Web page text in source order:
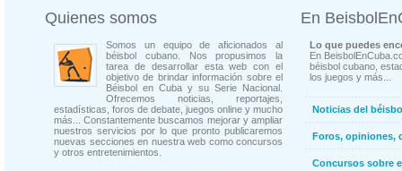
Quienes somos
Somos un equipo de aficionados al
béisbol cubano. Nos propusimos la
tarea de desarrollar esta web con el
objetivo de brindar información sobre el
Béisbol en Cuba y su Serie Nacional.
Ofrecemos noticias, reportajes,
estadísticas, foros de debate, juegos online y mucho
más... Constantemente buscamos mejorar y ampliar
nuestros servicios por lo que pronto publicaremos
nuevas secciones en nuestra web como concursos
y otros entretenimientos.
En
Lo que puedes
En
béisbol cubano,
los juegos y más...
Noticias del
Foros, opiniones,
Concursos sobre